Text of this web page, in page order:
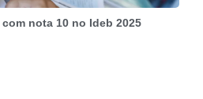
nota 10 no Ideb 2025